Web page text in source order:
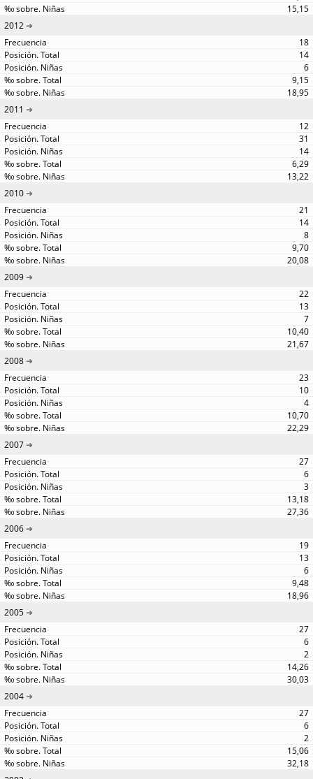
15,15
2012
18
14
6
9,15
18,95
2011
12
31
14
6,29
13,22
2010
21
14
8
9,70
20,08
2009
22
13
7
10,40
21,67
2008
23
10
4
10,70
22,29
2007
27
6
3
13,18
27,36
2006
19
13
6
9,48
18,96
2005
27
6
2
14,26
30,03
2004
27
6
2
15,06
32,18